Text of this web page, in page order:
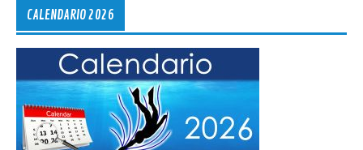
CALENDARIO 2026